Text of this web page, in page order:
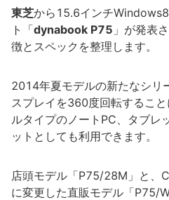
東芝から15.6インチ
ト「dynabook P75 」が発表
徴とスペックを整理します。
2014年夏モデルの新たなシリ
スプレイを360度回転するこ
ルタイプのノートPC、タブレ
ットとしても利用できます。
店頭モデル「P75/28M」と、
に変更した直販モデル「P75/